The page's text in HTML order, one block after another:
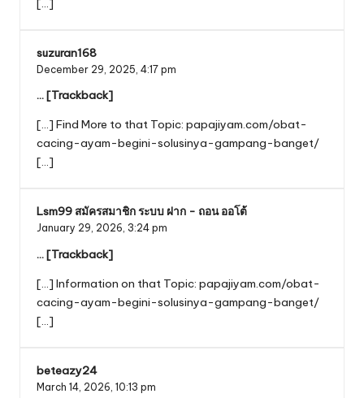
suzuran168
December 29, 2025, 4:17 pm
… [Trackback]
[…] Find More to that Topic: papajiyam.com/obat-
cacing-ayam-begini-solusinya-gampang-banget/
[…]
Lsm99 สมัครสมาชิก ระบบ ฝาก - ถอน ออโต้
January 29, 2026, 3:24 pm
… [Trackback]
[…] Information on that Topic: papajiyam.com/obat-
cacing-ayam-begini-solusinya-gampang-banget/
[…]
beteazy24
March 14, 2026, 10:13 pm